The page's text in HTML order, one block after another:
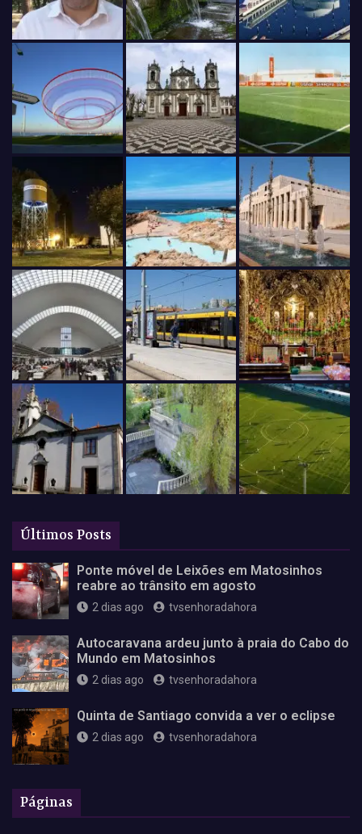
Últimos Posts
Ponte móvel de Leixões em Matosinhos
reabre ao trânsito em agosto
2 dias ago tvsenhoradahora
Autocaravana ardeu junto à praia do Cabo do
Mundo em Matosinhos
2 dias ago tvsenhoradahora
Quinta de Santiago convida a ver o eclipse
2 dias ago tvsenhoradahora
Páginas